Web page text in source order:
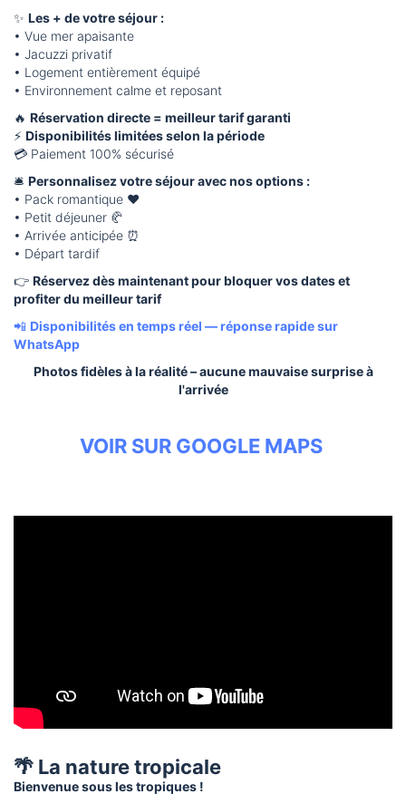
✨ Les + de votre séjour :
• Vue mer apaisante
• Jacuzzi privatif
• Logement entièrement équipé
• Environnement calme et reposant
🔥 Réservation directe = meilleur tarif garanti
⚡ Disponibilités limitées selon la période
💳 Paiement 100% sécurisé
🛎️ Personnalisez votre séjour avec nos options :
• Pack romantique ❤️
• Petit déjeuner 🥐
• Arrivée anticipée ⏰
• Départ tardif
👉 Réservez dès maintenant pour bloquer vos dates et
profiter du meilleur tarif
📲 Disponibilités en temps réel — réponse rapide sur
WhatsApp
Photos fidèles à la réalité – aucune mauvaise surprise à
l'arrivée
VOIR SUR GOOGLE MAPS
🌴 La nature tropicale
Bienvenue sous les tropiques !